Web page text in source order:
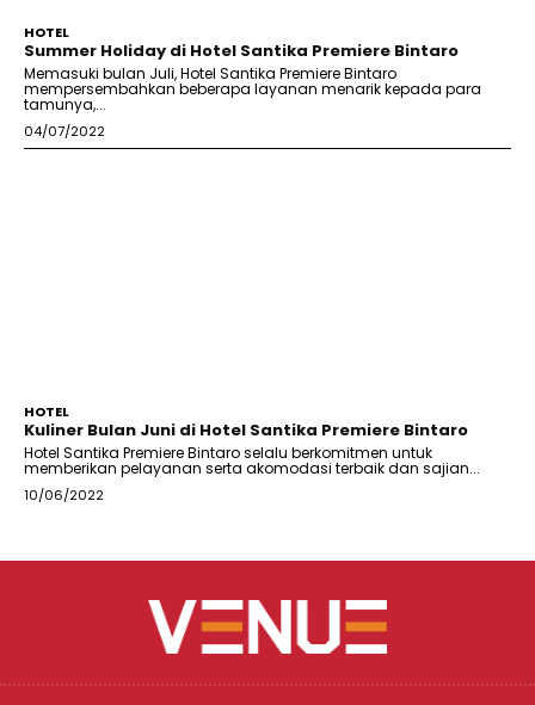
HOTEL
Summer Holiday di Hotel Santika Premiere Bintaro
Memasuki bulan Juli, Hotel Santika Premiere Bintaro
mempersembahkan beberapa layanan menarik kepada para
tamunya,...
04/07/2022
HOTEL
Kuliner Bulan Juni di Hotel Santika Premiere Bintaro
Hotel Santika Premiere Bintaro selalu berkomitmen untuk
memberikan pelayanan serta akomodasi terbaik dan sajian...
10/06/2022